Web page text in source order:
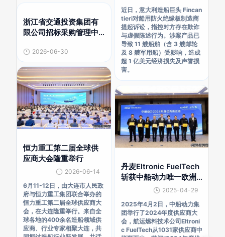
浙江省交通投资集团有
限公司招标采购管理中
造供应商框架入围公开
招标项目
2026-06-30
恒力重工第二届全球供
应商大会隆重举行
2026-06-14
6月11-12日，由大连市人民政
府与恒力重工集团联合举办的
恒力重工第二届全球供应商大
会，在大连隆重举行。来自全
球各地的400余名造船领域供
应商、行业专家相聚大连，共
近日，意大利造船巨头 Fincan
tieri对船用防火绝缘板制造商
提起诉讼，指控对方存在欺诈
与虚假陈述行为。涉案产品已
导致 11 艘船舶（含 3 艘邮轮
及 8 艘军用船）受影响，造成
超 1 亿美元经济损失及声誉损
害。
丹麦Eltronic FuelTech
斩获中船动力唯一欧洲
优秀供应商 2025-04-29
2025年4月2日，中船动力集
团举行了2024年度供应商大
会，航运燃料技术公司Eltroni
c FuelTech从1031家供应商中